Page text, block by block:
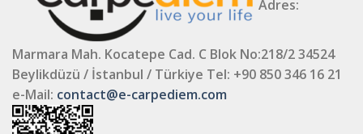
Adres:
Marmara Mah. Kocatepe Cad. C Blok No:218/2 34524
Beylikdüzü / İstanbul / Türkiye Tel: +90 850 346 16 21
e-Mail: contact@e-carpediem.com